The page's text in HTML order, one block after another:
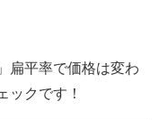
扁平率で価格は変わ
ックです！